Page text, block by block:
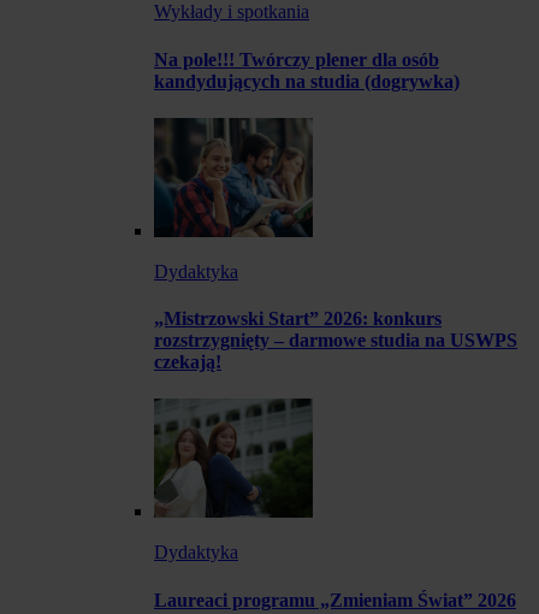
Wykłady i spotkania
Na pole!!! Twórczy plener dla osób
kandydujących na studia (dogrywka)
Dydaktyka
„Mistrzowski Start” 2026: konkurs
rozstrzygnięty – darmowe studia na USWPS
czekają!
Dydaktyka
Laureaci programu „Zmieniam Świat” 2026